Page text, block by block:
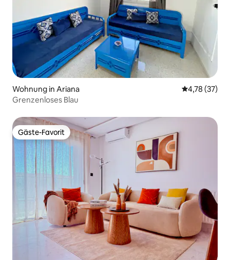
Wohnung in Ariana
4,78 (37)
Grenzenloses Blau
Gäste-Favorit
Gäste-Favorit